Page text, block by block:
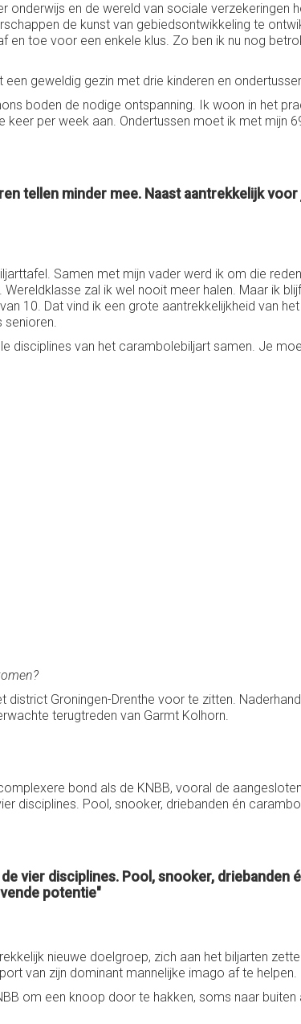
en de wereld van sociale verzekeringen
de kunst van gebiedsontwikkeling te
toe voor een enkele klus. Zo ben ik nu nog
geweldig gezin met drie kinderen en
boden de nodige ontspanning. Ik woon in het
per week aan. Ondertussen moet ik met mijn
tellen minder mee. Naast aantrekkelijk
Samen met mijn vader werd ik om die
zal ik wel nooit meer halen. Maar ik
10. Dat vind ik een grote aantrekkelijkheid van
senioren.
disciplines van het carambolebiljart samen. Je
Groningen-Drenthe voor te zitten.
terugtreden van Garmt Kolhorn.
bond als de KNBB, vooral de
disciplines. Pool, snooker, driebanden én
vier disciplines. Pool, snooker, driebanden
potentie"
nieuwe doelgroep, zich aan het biljarten
van zijn dominant mannelijke imago af te helpen.
om een knoop door te hakken, soms naar